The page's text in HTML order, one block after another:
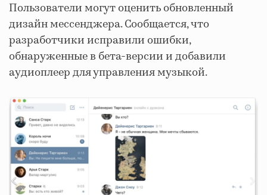
Пользователи могут оценить обновленный
дизайн мессенджера. Сообщается, что
разработчики исправили ошибки,
обнаруженные в бета-версии и добавили
аудиоплеер для управления музыкой.